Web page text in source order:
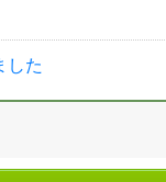
した